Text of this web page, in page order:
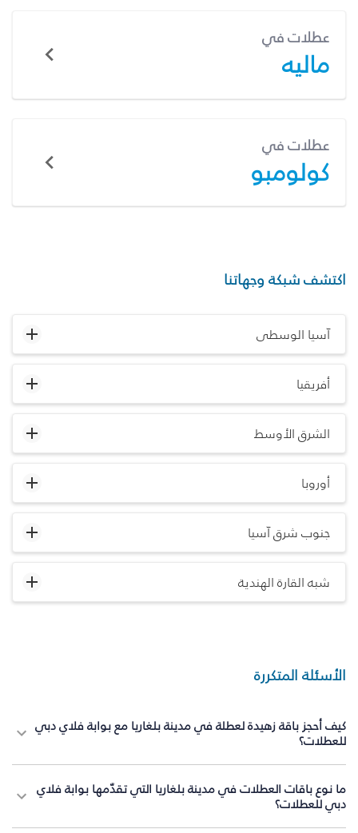
عطلات في
ماليه
عطلات في
كولومبو
اكتشف شبكة وجهاتنا
آسيا الوسطى
أفريقيا
الشرق الأوسط
أوروبا
جنوب شرق آسيا
شبه القارة الهندية
الأسئلة المتكررة
كيف أحجز باقة زهيدة لعطلة في مدينة بلغاريا مع بوابة فلاي دبي
للعطلات؟
ما نوع باقات العطلات في مدينة بلغاريا التي تقدّمها بوابة فلاي
دبي للعطلات؟